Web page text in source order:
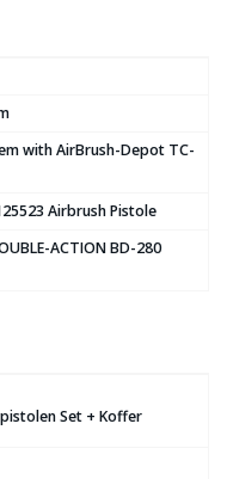
with AirBrush-Depot TC-
Airbrush Pistole
ACTION BD-280
Set + Koffer